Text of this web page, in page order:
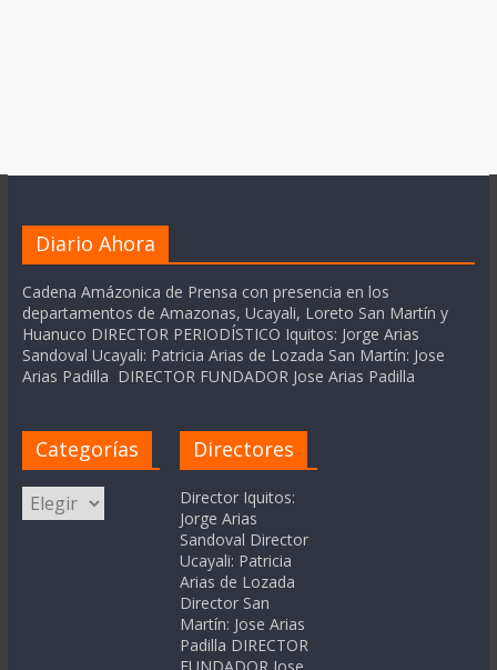
Diario Ahora
Cadena Amázonica de Prensa con presencia en los
departamentos de Amazonas, Ucayali, Loreto San Martín y
Huanuco DIRECTOR PERIODÍSTICO Iquitos: Jorge Arias
Sandoval Ucayali: Patricia Arias de Lozada San Martín: Jose
Arias Padilla DIRECTOR FUNDADOR Jose Arias Padilla
Categorías
Categorías
Directores
Director Iquitos:
Jorge Arias
Sandoval Director
Ucayali: Patricia
Arias de Lozada
Director San
Martín: Jose Arias
Padilla DIRECTOR